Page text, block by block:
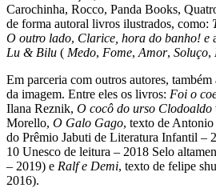
Carochinha, Rocco, Panda Books,
de forma autoral livros ilustrados, como:
O outro lado, Clarice, hora do banho! e
Lu & Bilu ( Medo, Fome, Amor, Soluço,
Em parceria com outros autores,
da imagem. Entre eles os livros: Foi o
Ilana Reznik, O cocô do urso Clodoaldo
Morello, O Galo Gago, texto de
do Prêmio Jabuti de Literatura Infantil –
10 Unesco de leitura – 2018 Selo
– 2019) e Ralf e Demi, texto de felipe
2016).